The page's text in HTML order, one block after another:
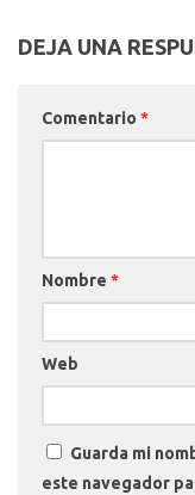
DEJA UNA
Comentario *
Nombre *
Web
Guarda mi
este navegador